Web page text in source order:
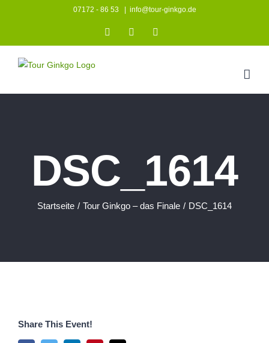
07172 - 86 53 info@tour-ginkgo.de
InstagramFacebook
DSC_1614
Startseite / Tour Ginkgo – das Finale / DSC_1614
Share This Event!